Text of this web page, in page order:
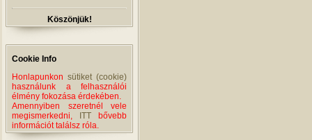
Köszönjük!
Cookie Info
Honlapunkon sütiket (cookie)
használunk a felhasználói
élmény fokozása érdekében.
Amennyiben szeretnél vele
megismerkedni,
ITT bővebb
információt találsz róla.